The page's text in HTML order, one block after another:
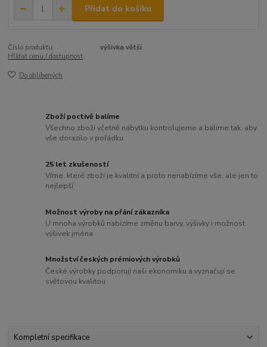
Přidat do košíku
Číslo produktu:
výšivka větší
Hlídat cenu / dostupnost
Do oblíbených
Zboží poctivě balíme
Všechno zboží včetně nábytku kontrolujeme a balíme tak, aby
vše dorazilo v pořádku
25 let zkušeností
Víme, které zboží je kvalitní a proto nenabízíme vše, ale jen to
nejlepší
Možnost výroby na přání zákazníka
U mnoha výrobků nabízíme změnu barvy, výšivky i možnost
výšivek jména
Množství českých prémiových výrobků
České výrobky podporují naši ekonomiku a vyznačují se
světovou kvalitou
Kompletní specifikace